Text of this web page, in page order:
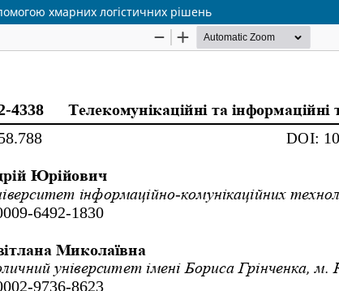
хмарних логістичних рішень